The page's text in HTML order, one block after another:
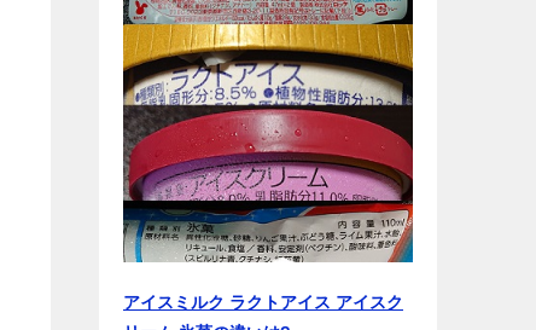
アイスミルク ラクトアイス アイスク